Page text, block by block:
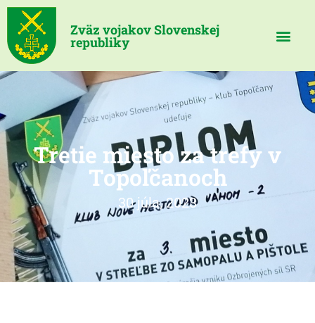
Zväz vojakov Slovenskej
republiky
Tretie miesto za trefy v
Topoľčanoch
30 júla, 2023